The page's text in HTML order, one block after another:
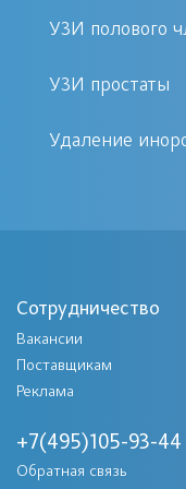
количества
потом, по
органа,
занимается
нефролог не
операций.
которой
УЗИ полового
УЗИ простаты
Удаление
Сотрудничество
Вакансии
Поставщикам
Реклама
+7(495)105-93-44
Обратная связь